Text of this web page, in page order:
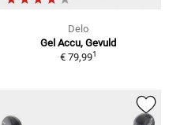
Delo
Gel Accu, Gevuld
€ 79,991